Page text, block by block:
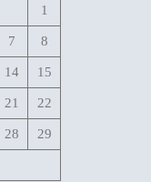
1
7 8
14 15
21 22
28 29